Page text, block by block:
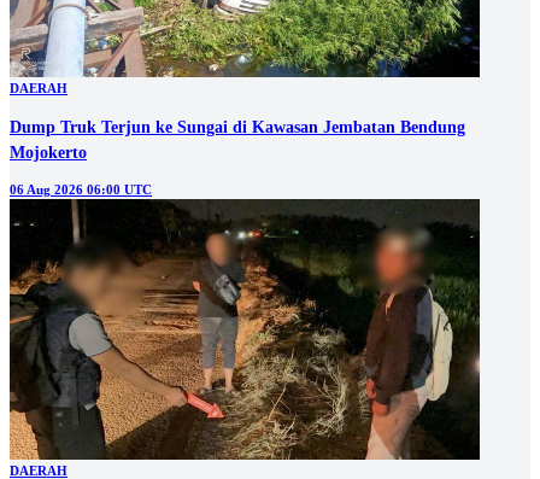
DAERAH
Dump Truk Terjun ke Sungai di Kawasan Jembatan Bendung
Mojokerto
06 Aug 2026 06:00 UTC
DAERAH